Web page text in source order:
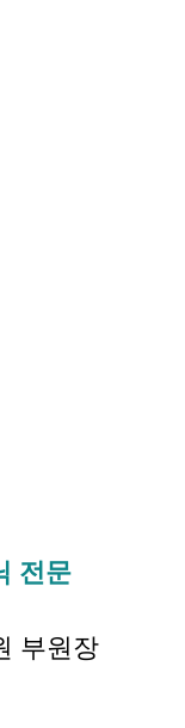
전문
부원장